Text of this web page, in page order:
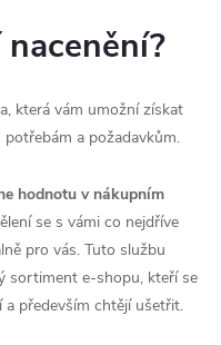
která vám umožní získat
a požadavkům.
hodnotu v nákupním
se s vámi co nejdříve
pro vás. Tuto službu
sortiment e-shopu, kteří se
především chtějí ušetřit.